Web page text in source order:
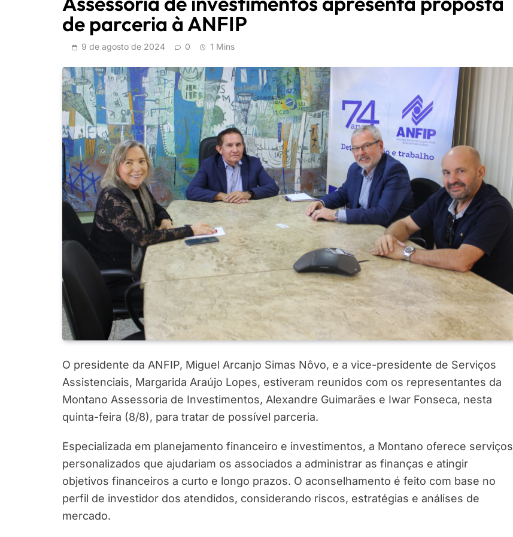
de parceria à ANFIP
9 de agosto de 2024 0 1 Mins
O presidente da ANFIP, Miguel Arcanjo Simas Nôvo, e a vice-presidente de Serviços
Assistenciais, Margarida Araújo Lopes, estiveram reunidos com os representantes da
Montano Assessoria de Investimentos, Alexandre Guimarães e Iwar Fonseca, nesta
quinta-feira (8/8), para tratar de possível parceria.
Especializada em planejamento financeiro e investimentos, a Montano oferece serviços
personalizados que ajudariam os associados a administrar as finanças e atingir
objetivos financeiros a curto e longo prazos. O aconselhamento é feito com base no
perfil de investidor dos atendidos, considerando riscos, estratégias e análises de
mercado.